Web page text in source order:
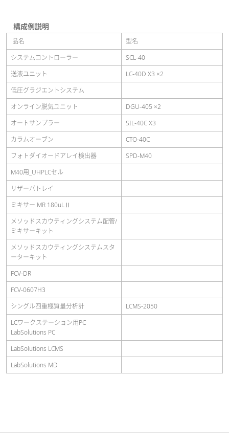
構成例説明
品名
型名
システムコントローラー
SCL-40
送液ユニット
LC-40D X3 ×2
低圧グラジエントシステム
オンライン脱気ユニット
DGU-405 ×2
オートサンプラー
SIL-40C X3
カラムオーブン
CTO-40C
フォトダイオードアレイ検出器
SPD-M40
M40用_UHPLCセル
リザーバトレイ
ミキサー MR 180uLⅡ
メソッドスカウティングシステム配管/
ミキサーキット
メソッドスカウティングシステムスタ
ーターキット
FCV-DR
FCV-0607H3
シングル四重極質量分析計
LCMS-2050
LCワークステーション用PC
LabSolutions PC
LabSolutions LCMS
LabSolutions MD